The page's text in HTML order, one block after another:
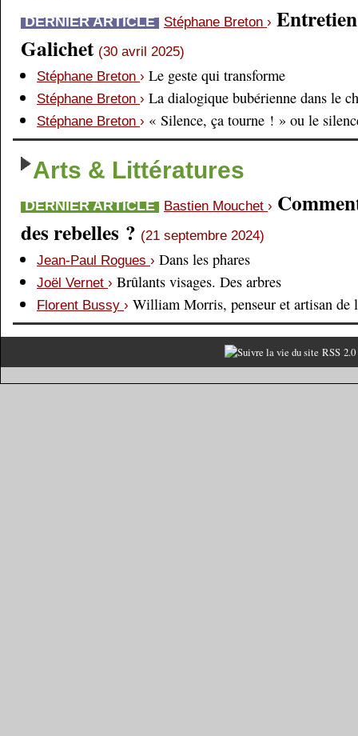
DERNIER ARTICLE Stéphane Breton ›
Galichet (30 avril 2025)
Stéphane Breton › Le geste qui transforme
Stéphane Breton › La dialogique bubérienne dans le
Stéphane Breton › « Silence, ça tourne ! » ou le
Arts & Littératures
DERNIER ARTICLE Bastien Mouchet ›
des rebelles ? (21 septembre 2024)
Jean-Paul Rogues › Dans les phares
Joël Vernet › Brûlants visages. Des arbres
Florent Bussy › William Morris, penseur et artisan de
RSS 2.0